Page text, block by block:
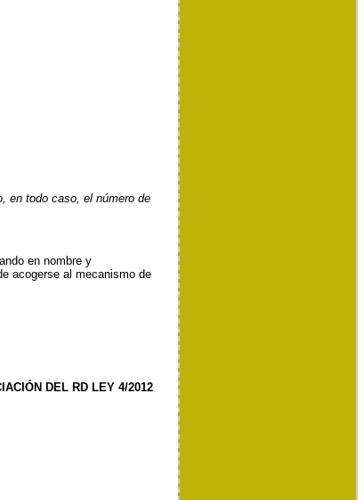
en todo caso, el número de
en nombre y
acogerse al mecanismo de
DEL RD LEY 4/2012